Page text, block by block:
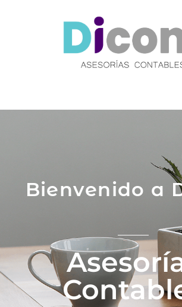
Bienvenido a